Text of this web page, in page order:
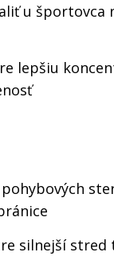
u športovca
lepšiu
silnejší stred